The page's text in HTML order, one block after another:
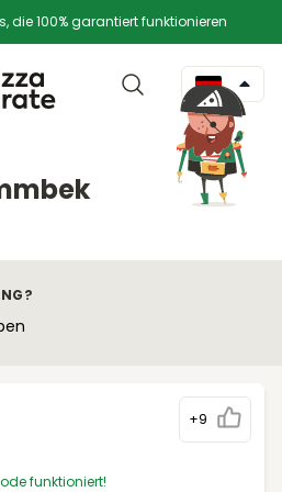
die 100% garantiert funktionieren
+9
funktioniert!